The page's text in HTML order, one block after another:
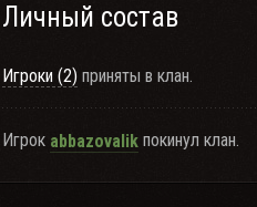
Личный состав
Игроки (2) приняты в клан.
Игрок abbazovalik покинул клан.